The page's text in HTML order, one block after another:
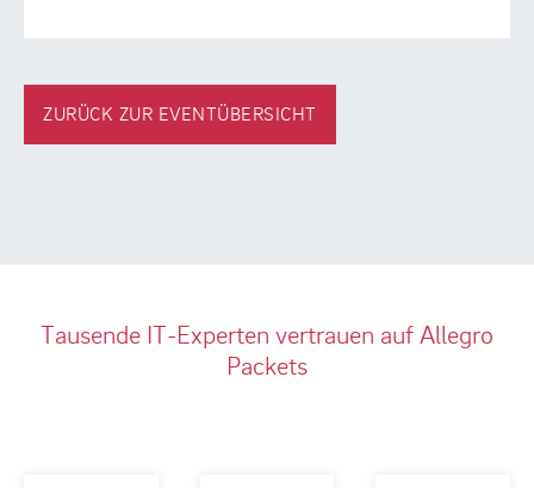
ZURÜCK ZUR EVENTÜBERSICHT
Tausende IT-Experten vertrauen auf Allegro
Packets